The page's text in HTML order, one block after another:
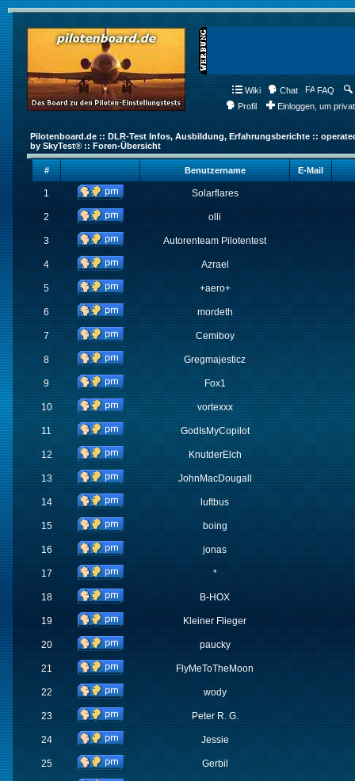
Wiki Chat FAQ
Profil
Einloggen, um
Pilotenboard.de :: DLR-Test Infos, Ausbildung, Erfahrungsberichte ::
by SkyTest® :: Foren-Übersicht
# Benutzername E-Mail
1 Solarflares
2 olli
3 Autorenteam Pilotentest
4 Azrael
5 +aero+
6 mordeth
7 Cemiboy
8 Gregmajesticz
9 Fox1
10 vortexxx
11 GodIsMyCopilot
12 KnutderElch
13 JohnMacDougall
14 luftbus
15 boing
16 jonas
17 *
18 B-HOX
19 Kleiner Flieger
20 paucky
21 FlyMeToTheMoon
22 wody
23 Peter R. G.
24 Jessie
25 Gerbil